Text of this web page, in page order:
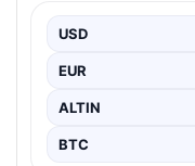
USD
EUR
ALTIN
BTC